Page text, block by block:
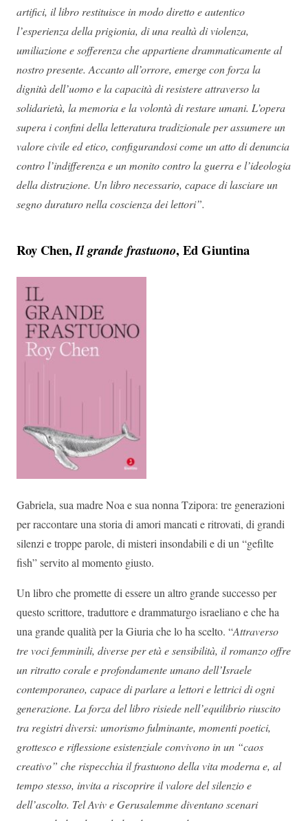
artifici, il libro restituisce in modo diretto e autentico
l’esperienza della prigionia, di una realtà di violenza,
umiliazione e sofferenza che appartiene drammaticamente al
nostro presente. Accanto all’orrore, emerge con forza la
dignità dell’uomo e la capacità di resistere attraverso la
solidarietà, la memoria e la volontà di restare umani. L’opera
supera i confini della letteratura tradizionale per assumere un
valore civile ed etico, configurandosi come un atto di denuncia
contro l’indifferenza e un monito contro la guerra e l’ideologia
della distruzione. Un libro necessario, capace di lasciare un
segno duraturo nella coscienza dei lettori”.
Roy Chen,Il grande frastuono, Ed Giuntina
Gabriela, sua madre Noa e sua nonna Tzipora: tre generazioni
per raccontare una storia di amori mancati e ritrovati, di grandi
silenzi e troppe parole, di misteri insondabili e di un “gefilte
fish” servito al momento giusto.
Un libro che promette di essere un altro grande successo per
questo scrittore, traduttore e drammaturgo israeliano e che ha
una grande qualità per la Giuria che lo ha scelto. “Attraverso
tre voci femminili, diverse per età e sensibilità, il romanzo offre
un ritratto corale e profondamente umano dell’Israele
contemporaneo, capace di parlare a lettori e lettrici di ogni
generazione. La forza del libro risiede nell’equilibrio riuscito
tra registri diversi: umorismo fulminante, momenti poetici,
grottesco e riflessione esistenziale convivono in un “caos
creativo” che rispecchia il frastuono della vita moderna e, al
tempo stesso, invita a riscoprire il valore del silenzio e
dell’ascolto. Tel Aviv e Gerusalemme diventano scenari